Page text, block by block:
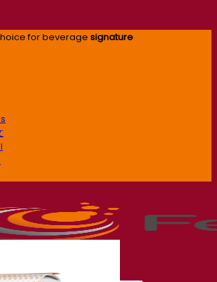
for beverage signature